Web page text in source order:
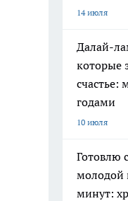
14 июля
Далай-
которые
счастье:
годами
10 июля
Готовлю
молодой
минут: